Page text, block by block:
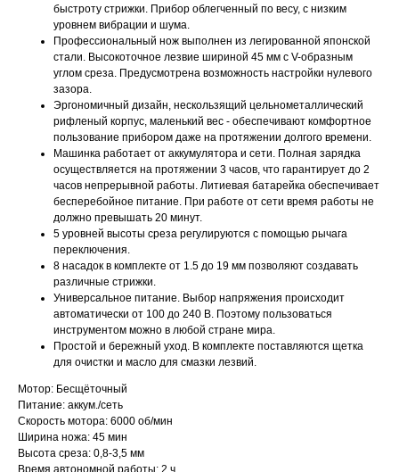
быстроту стрижки. Прибор облегченный по весу, с низким
уровнем вибрации и шума.
Профессиональный нож выполнен из легированной японской
стали. Высокоточное лезвие шириной 45 мм с V-образным
углом среза. Предусмотрена возможность настройки нулевого
зазора.
Эргономичный дизайн, нескользящий цельнометаллический
рифленый корпус, маленький вес - обеспечивают комфортное
пользование прибором даже на протяжении долгого времени.
Машинка работает от аккумулятора и сети. Полная зарядка
осуществляется на протяжении 3 часов, что гарантирует до 2
часов непрерывной работы. Литиевая батарейка обеспечивает
бесперебойное питание. При работе от сети время работы не
должно превышать 20 минут.
5 уровней высоты среза регулируются с помощью рычага
переключения.
8 насадок в комплекте от 1.5 до 19 мм позволяют создавать
различные стрижки.
Универсальное питание. Выбор напряжения происходит
автоматически от 100 до 240 В. Поэтому пользоваться
инструментом можно в любой стране мира.
Простой и бережный уход. В комплекте поставляются щетка
для очистки и масло для смазки лезвий.
Мотор: Бесщёточный
Питание: аккум./сеть
Скорость мотора: 6000 об/мин
Ширина ножа: 45 мин
Высота среза: 0,8-3,5 мм